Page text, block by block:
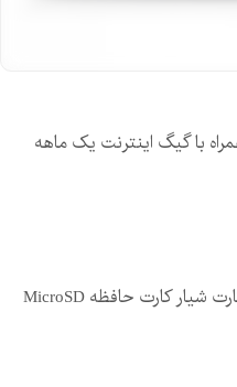
رابط‌ها: پورت microUSB شیار سیم کارت شیار کارت حافظه MicroSD